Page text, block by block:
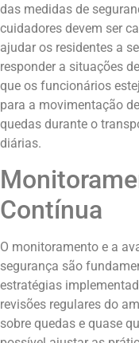
das medidas de
cuidadores devem ser
ajudar os residentes a
responder a situações
que os funcionários
para a movimentação
quedas durante o
diárias.
Contínua
O monitoramento e a
segurança são
estratégias
revisões regulares do
sobre quedas e quase